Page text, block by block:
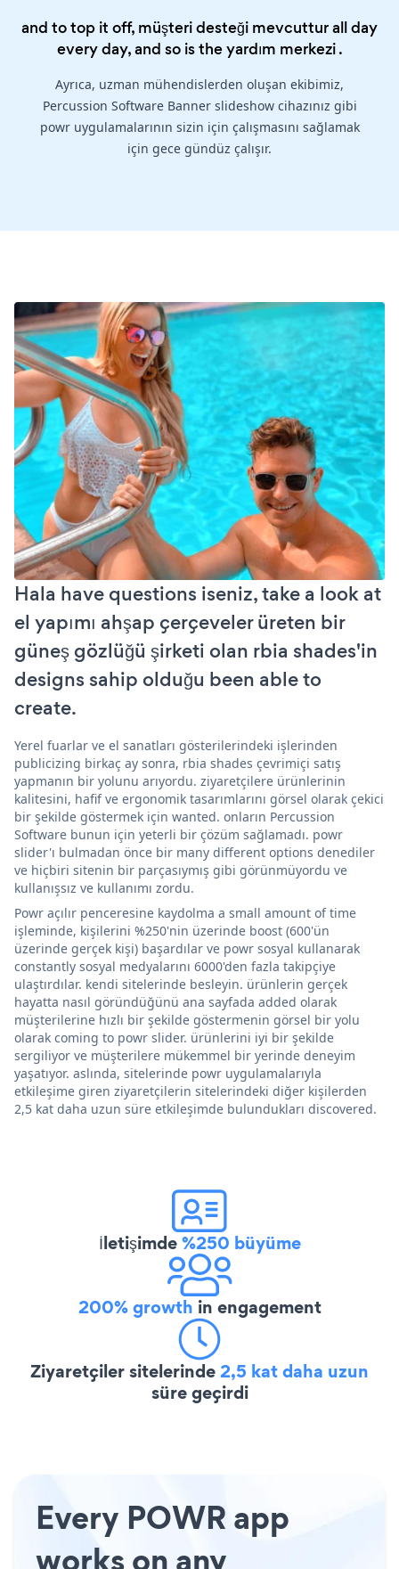
and to top it off, müşteri desteği mevcuttur all day
every day, and so is theyardım merkezi.
Ayrıca, uzman mühendislerden oluşan ekibimiz,
Percussion Software Banner slideshow cihazınız gibi
powr uygulamalarının sizin için çalışmasını sağlamak
için gece gündüz çalışır.
Hala have questions iseniz, take a look at
el yapımı ahşap çerçeveler üreten bir
güneş gözlüğü şirketi olan rbia shades'in
designs sahip olduğu been able to
create.
Yerel fuarlar ve el sanatları gösterilerindeki işlerinden
publicizing birkaç ay sonra, rbia shades çevrimiçi satış
yapmanın bir yolunu arıyordu. ziyaretçilere ürünlerinin
kalitesini, hafif ve ergonomik tasarımlarını görsel olarak çekici
bir şekilde göstermek için wanted. onların Percussion
Software bunun için yeterli bir çözüm sağlamadı. powr
slider'ı bulmadan önce bir many different options denediler
ve hiçbiri sitenin bir parçasıymış gibi görünmüyordu ve
kullanışsız ve kullanımı zordu.
Powr açılır penceresine kaydolma a small amount of time
işleminde, kişilerini %250'nin üzerinde boost (600'ün
üzerinde gerçek kişi) başardılar ve powr sosyal kullanarak
constantly sosyal medyalarını 6000'den fazla takipçiye
ulaştırdılar. kendi sitelerinde besleyin. ürünlerin gerçek
hayatta nasıl göründüğünü ana sayfada added olarak
müşterilerine hızlı bir şekilde göstermenin görsel bir yolu
olarak coming to powr slider. ürünlerini iyi bir şekilde
sergiliyor ve müşterilere mükemmel bir yerinde deneyim
yaşatıyor. aslında, sitelerinde powr uygulamalarıyla
etkileşime giren ziyaretçilerin sitelerindeki diğer kişilerden
2,5 kat daha uzun süre etkileşimde bulundukları discovered.
İletişimde%250 büyüme
200% growth in engagement
Ziyaretçiler sitelerinde2,5 kat daha uzun
süre geçirdi
Every POWR app
works on any